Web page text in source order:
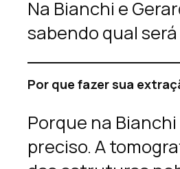
Na Bianchi e
sabendo qual
Por que fazer sua
Porque na
preciso. A